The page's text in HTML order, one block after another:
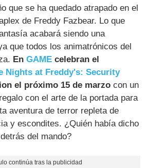
que se ha quedado atrapado en el
de Freddy Fazbear. Lo que
acabará siendo una
que todos los animatrónicos del
EnGAME celebran el
Nights at Freddy's: Security
el próximo 15 de marzo con un
con el arte de la portada para
aventura de terror repleta de
y escondites. ¿Quién había dicho
del mando?